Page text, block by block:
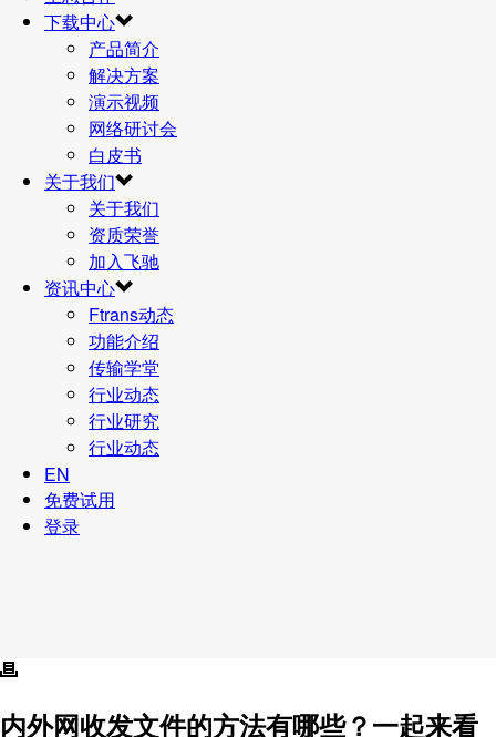
下载中心
产品简介
解决方案
演示视频
网络研讨会
白皮书
关于我们
关于我们
资质荣誉
加入飞驰
资讯中心
Ftrans动态
功能介绍
传输学堂
行业动态
行业研究
行业动态
EN
免费试用
登录
内外网收发文件的方法有哪些？一起来看